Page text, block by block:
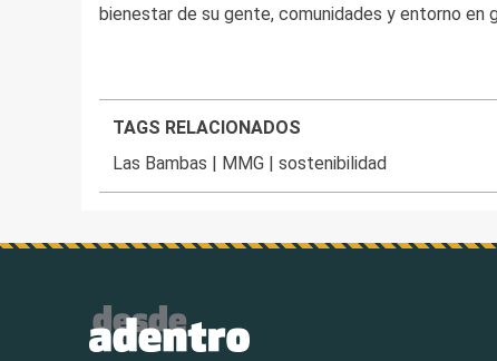
bienestar de su gente, comunidades y entorno en
TAGS RELACIONADOS
Las Bambas | MMG |sostenibilidad